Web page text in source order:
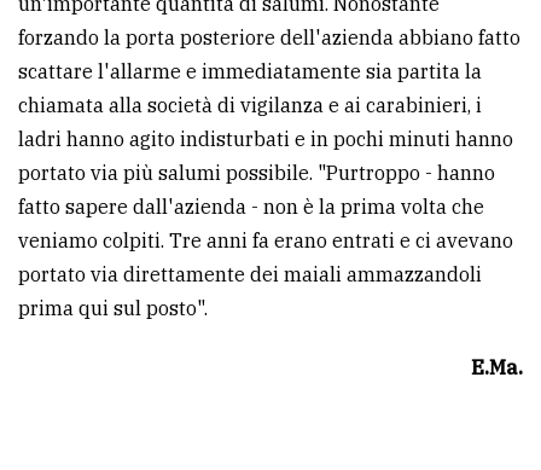
forzando la porta posteriore dell'azienda abbiano fatto
scattare l'allarme e immediatamente sia partita la
chiamata alla società di vigilanza e ai carabinieri, i
ladri hanno agito indisturbati e in pochi minuti hanno
portato via più salumi possibile. "Purtroppo - hanno
fatto sapere dall'azienda - non è la prima volta che
veniamo colpiti. Tre anni fa erano entrati e ci avevano
portato via direttamente dei maiali ammazzandoli
prima qui sul posto".
E.Ma.